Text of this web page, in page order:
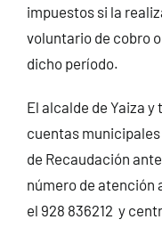
impuestos si la
voluntario de cobro
dicho período.
El alcalde de Yaiza
cuentas
de Recaudación
número de atención
el 928 836212 y